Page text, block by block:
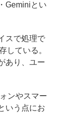
Geminiとい
スで処理で
している。
あり、ユー
ンやスマー
いう点にお